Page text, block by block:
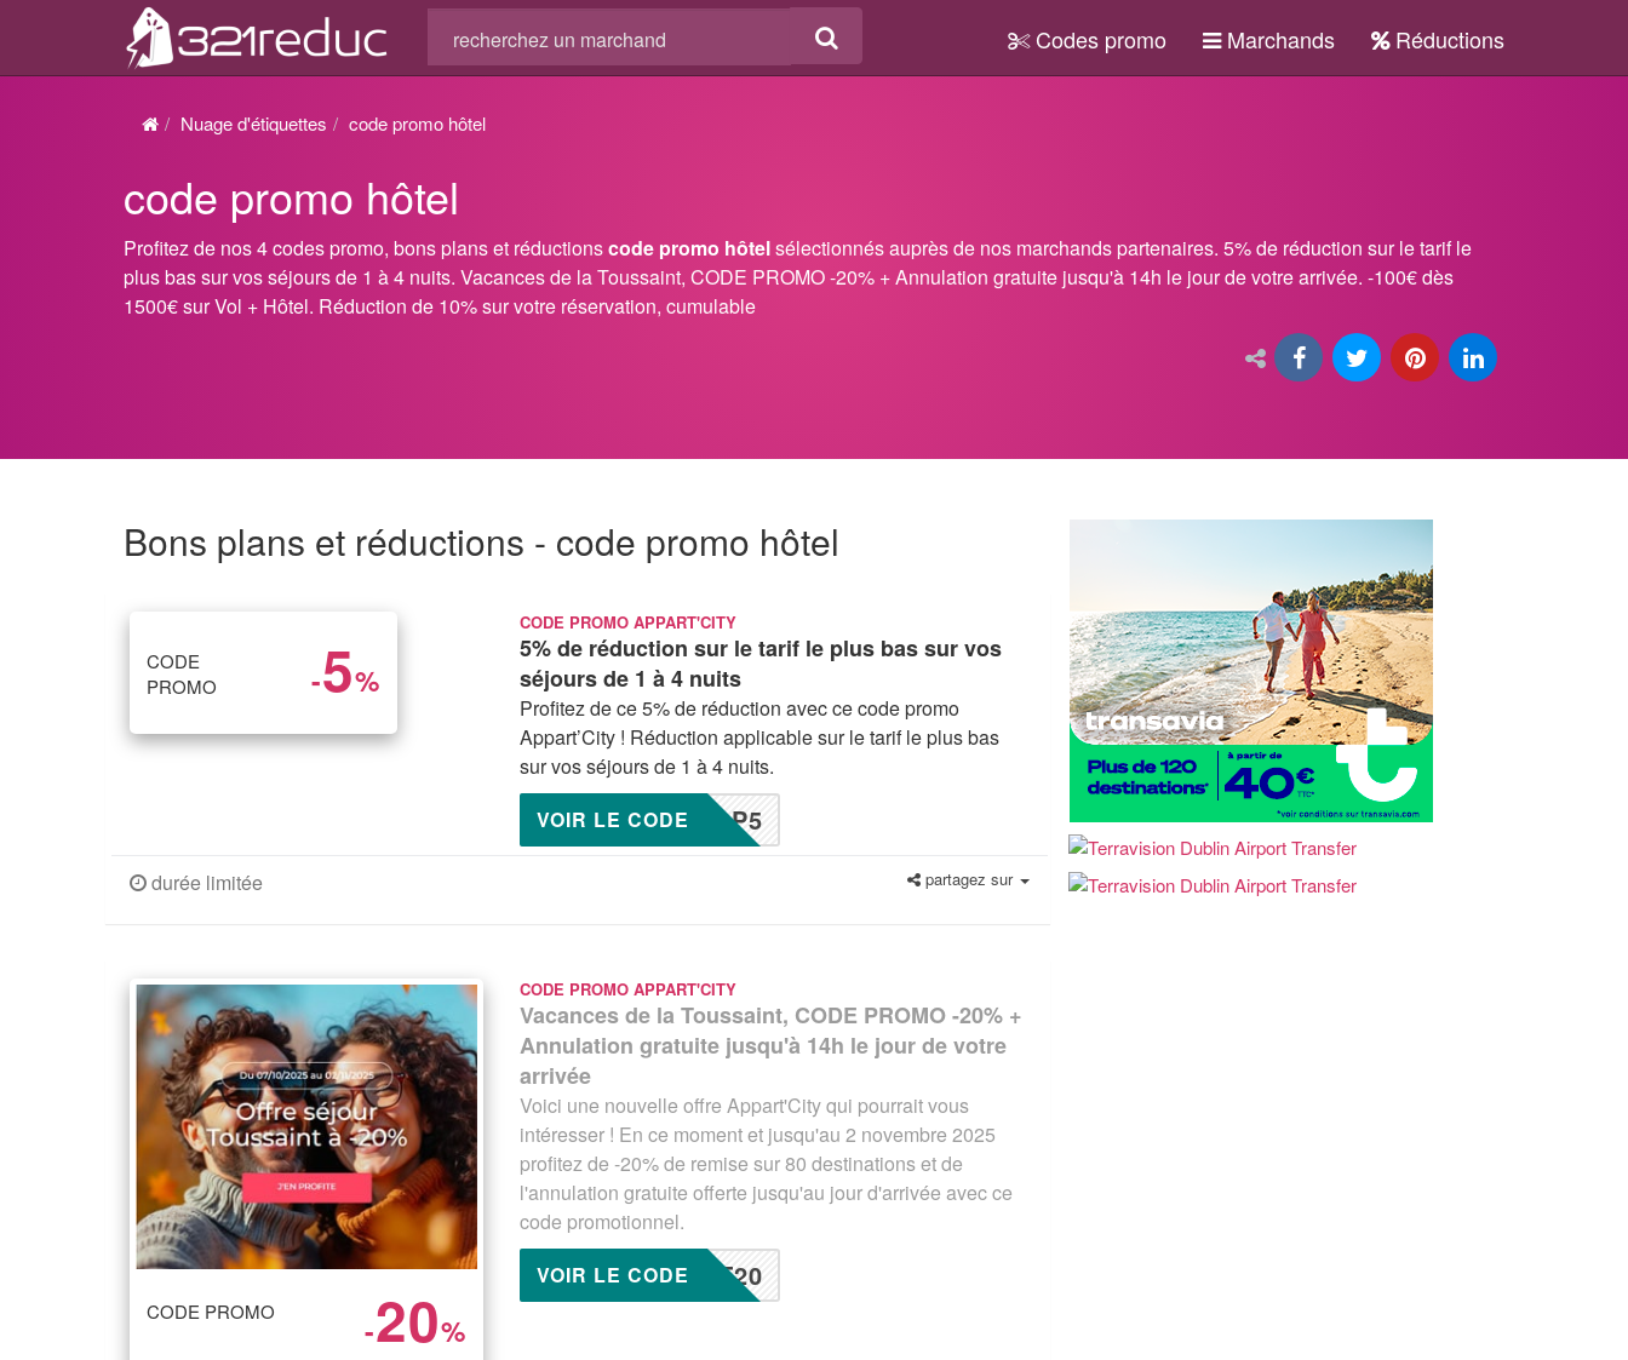
Codes promo Marchands Réductions
Nuage d'étiquettes code promo hôtel
code promo hôtel
Profitez de nos 4 codes promo, bons plans et réductionscode promo hôtelsélectionnés auprès de nos marchands partenaires. 5% de réduction sur le tarif le
plus bas sur vos séjours de 1 à 4 nuits. Vacances de la Toussaint, CODE PROMO -20% + Annulation gratuite jusqu'à 14h le jour de votre arrivée. -100€ dès
1500€ sur Vol + Hôtel. Réduction de 10% sur votre réservation, cumulable
Bons plans et réductions - code promo hôtel
CODE
PROMO
-5%
CODE PROMO APPART'CITY
5% de réduction sur le tarif le plus bas sur vos
séjours de 1 à 4 nuits
Profitez de ce 5% de réduction avec ce code promo
Appart’City ! Réduction applicable sur le tarif le plus bas
sur vos séjours de 1 à 4 nuits.
OP5
VOIR LE CODE
durée limitée partagez sur
CODE PROMO -20%
CODE PROMO APPART'CITY
Vacances de la Toussaint, CODE PROMO -20% +
Annulation gratuite jusqu'à 14h le jour de votre
arrivée
Voici une nouvelle offre Appart'City qui pourrait vous
intéresser ! En ce moment et jusqu'au 2 novembre 2025
profitez de -20% de remise sur 80 destinations et de
l'annulation gratuite offerte jusqu'au jour d'arrivée avec ce
code promotionnel.
T20
VOIR LE CODE